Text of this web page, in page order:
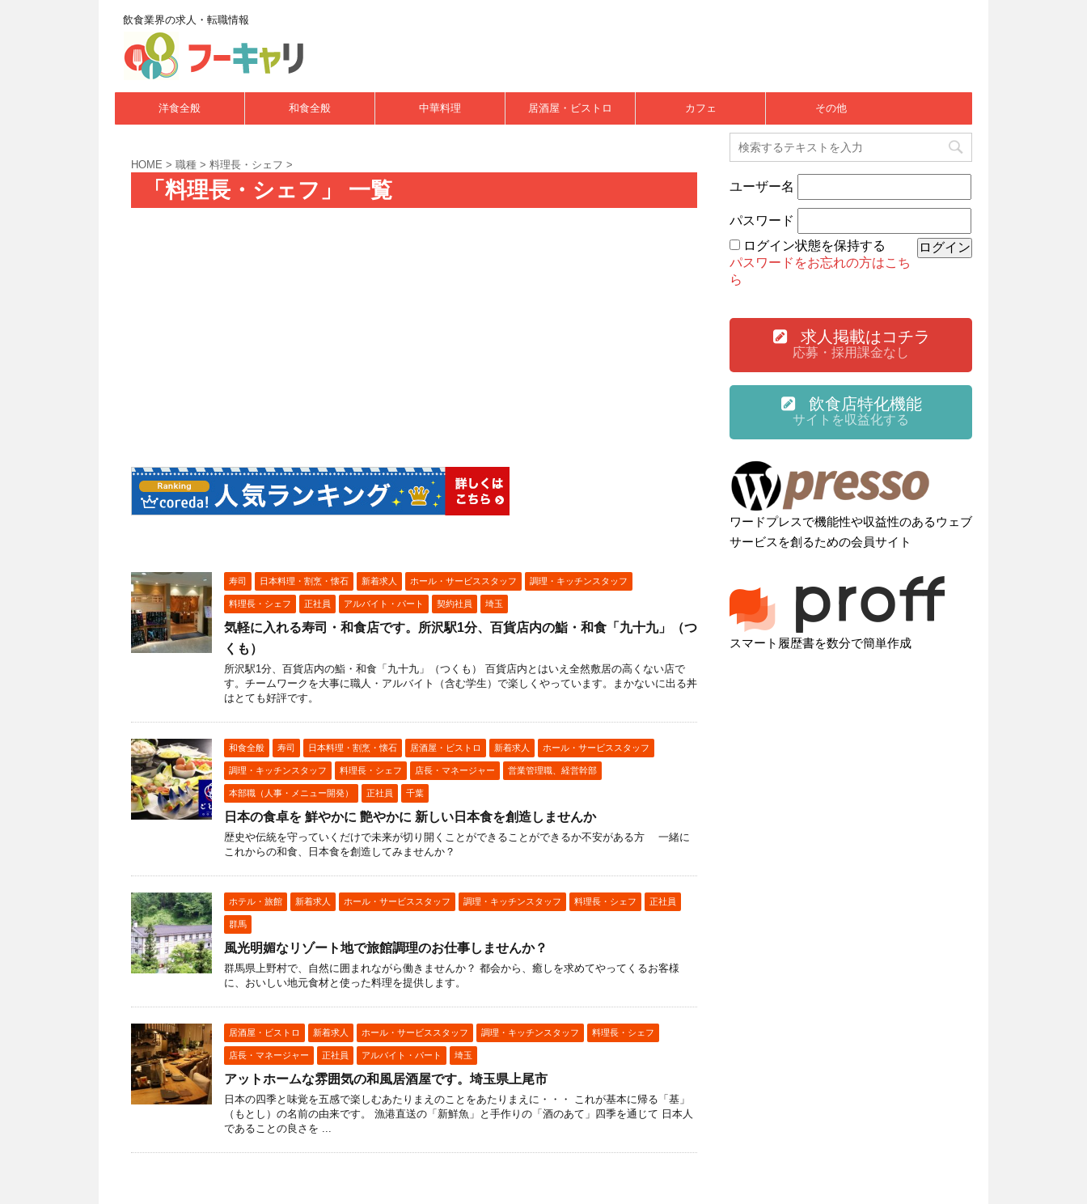
飲食業界の求人・転職情報
洋食全般 和食全般 中華料理 居酒屋・ビストロ カフェ その他
HOME > 職種 > 料理長・シェフ >
「料理長・シェフ」 一覧
寿司 日本料理・割烹・懐石 新着求人 ホール・サービススタッフ 調理・キッチンスタッフ
料理長・シェフ 正社員 アルバイト・パート 契約社員 埼玉
気軽に入れる寿司・和食店です。所沢駅1分、百貨店内の鮨・和食「九十九」（つ
くも）
所沢駅1分、百貨店内の鮨・和食「九十九」（つくも） 百貨店内とはいえ全然敷居の高くない店で
す。チームワークを大事に職人・アルバイト（含む学生）で楽しくやっています。まかないに出る丼
はとても好評です。
和食全般 寿司 日本料理・割烹・懐石 居酒屋・ビストロ 新着求人 ホール・サービススタッフ
調理・キッチンスタッフ 料理長・シェフ 店長・マネージャー 営業管理職、経営幹部
本部職（人事・メニュー開発） 正社員 千葉
日本の食卓を 鮮やかに 艶やかに 新しい日本食を創造しませんか
歴史や伝統を守っていくだけで未来が切り開くことができることができるか不安がある方 一緒に
これからの和食、日本食を創造してみませんか？
ホテル・旅館 新着求人 ホール・サービススタッフ 調理・キッチンスタッフ 料理長・シェフ 正社員
群馬
風光明媚なリゾート地で旅館調理のお仕事しませんか？
群馬県上野村で、自然に囲まれながら働きませんか？ 都会から、癒しを求めてやってくるお客様
に、おいしい地元食材と使った料理を提供します。
居酒屋・ビストロ 新着求人 ホール・サービススタッフ 調理・キッチンスタッフ 料理長・シェフ
店長・マネージャー 正社員 アルバイト・パート 埼玉
アットホームな雰囲気の和風居酒屋です。埼玉県上尾市
日本の四季と味覚を五感で楽しむあたりまえのことをあたりまえに・・・ これが基本に帰る「基」
（もとし）の名前の由来です。 漁港直送の「新鮮魚」と手作りの「酒のあて」四季を通じて 日本人
であることの良さを ...
ユーザー名
パスワード
ログイン状態を保持する
パスワードをお忘れの方はこち
ら
求人掲載はコチラ
応募・採用課金なし
飲食店特化機能
サイトを収益化する
ワードプレスで機能性や収益性のあるウェブ
サービスを創るための会員サイト
スマート履歴書を数分で簡単作成